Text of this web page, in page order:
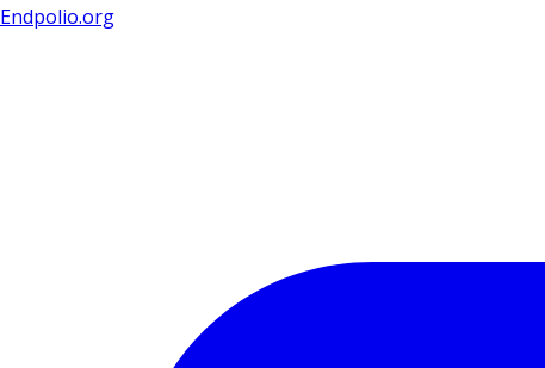
Endpolio.org